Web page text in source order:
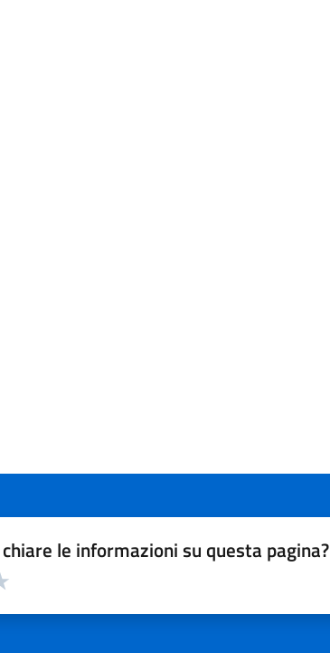
le informazioni su questa pagina?